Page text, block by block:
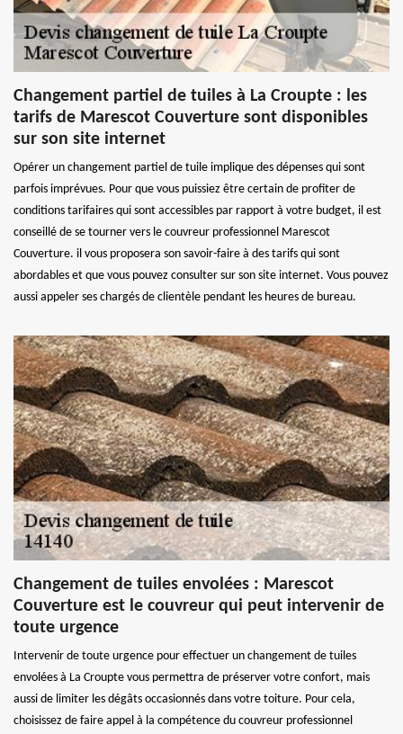
Changement partiel de tuiles à La Croupte : les
tarifs de Marescot Couverture sont disponibles
sur son site internet
Opérer un changement partiel de tuile implique des dépenses qui sont
parfois imprévues. Pour que vous puissiez être certain de profiter de
conditions tarifaires qui sont accessibles par rapport à votre budget, il est
conseillé de se tourner vers le couvreur professionnel Marescot
Couverture. il vous proposera son savoir-faire à des tarifs qui sont
abordables et que vous pouvez consulter sur son site internet. Vous pouvez
aussi appeler ses chargés de clientèle pendant les heures de bureau.
Changement de tuiles envolées : Marescot
Couverture est le couvreur qui peut intervenir de
toute urgence
Intervenir de toute urgence pour effectuer un changement de tuiles
envolées à La Croupte vous permettra de préserver votre confort, mais
aussi de limiter les dégâts occasionnés dans votre toiture. Pour cela,
choisissez de faire appel à la compétence du couvreur professionnel